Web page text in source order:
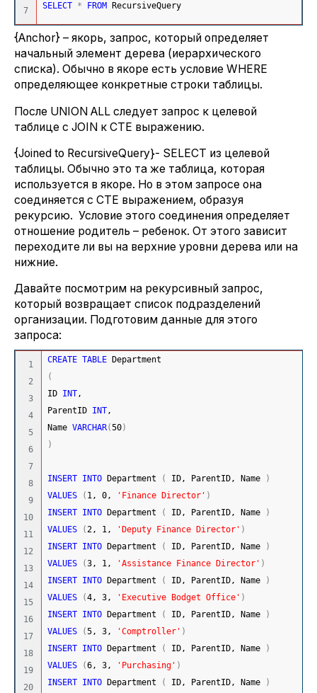
SELECT * FROM RecursiveQuery
{Anchor} – якорь, запрос, который определяет
начальный элемент дерева (иерархического
списка). Обычно в якоре есть условие WHERE
определяющее конкретные строки таблицы.
После UNION ALL следует запрос к целевой
таблице с JOIN к CTE выражению.
{Joined to RecursiveQuery}- SELECT из целевой
таблицы. Обычно это та же таблица, которая
используется в якоре. Но в этом запросе она
соединяется с CTE выражением, образуя
рекурсию. Условие этого соединения определяет
отношение родитель – ребенок. От этого зависит
переходите ли вы на верхние уровни дерева или на
нижние.
Давайте посмотрим на рекурсивный запрос,
который возвращает список подразделений
организации. Подготовим данные для этого
запроса:
1
2
3
4
5
6
7
8
9
10
11
12
13
14
15
16
17
18
19
20
CREATE TABLE Department
(
ID INT,
ParentID INT,
Name VARCHAR(50)
)
INSERT INTO Department ( ID, ParentID, Name
)
VALUES
( 1, 0, 'Finance Director' )
INSERT INTO Department ( ID, ParentID, Name
)
VALUES
(2, 1, 'Deputy Finance Director' )
INSERT INTO Department ( ID, ParentID, Name
)
VALUES
(3, 1, 'Assistance Finance Director' )
INSERT INTO Department ( ID, ParentID, Name
)
VALUES
(4, 3, 'Executive Bodget Office' )
INSERT INTO Department ( ID, ParentID, Name
)
VALUES
(5, 3, 'Comptroller' )
INSERT INTO Department ( ID, ParentID, Name
)
VALUES
(6, 3, 'Purchasing' )
INSERT INTO Department ( ID, ParentID, Name
)